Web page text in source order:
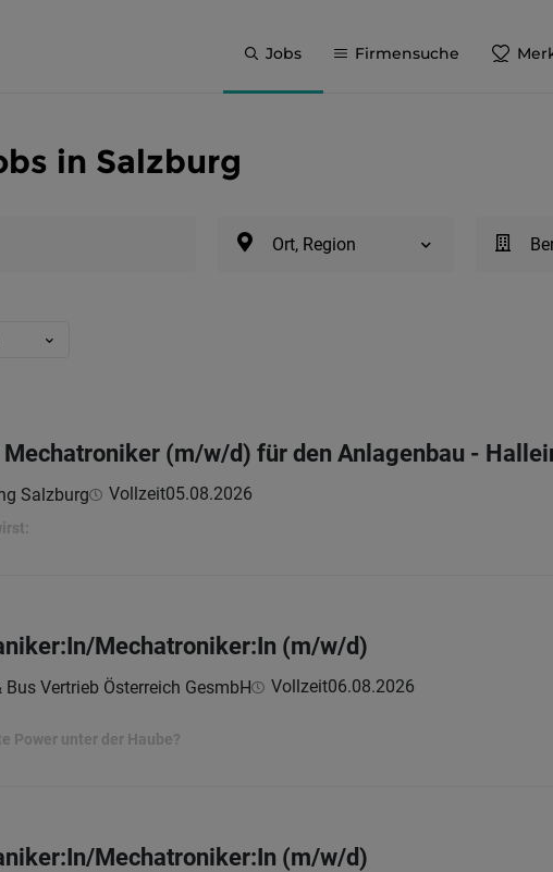
Jobs Firmensuche
in Salzburg
Ort, Region
(m/w/d) für den Anlagenbau -
Salzburg Vollzeit05.08.2026
Mechatroniker:In (m/w/d)
Bus Vertrieb Österreich GesmbH Vollzeit06.08.2026
Power unter der Haube?
Mechatroniker:In (m/w/d)